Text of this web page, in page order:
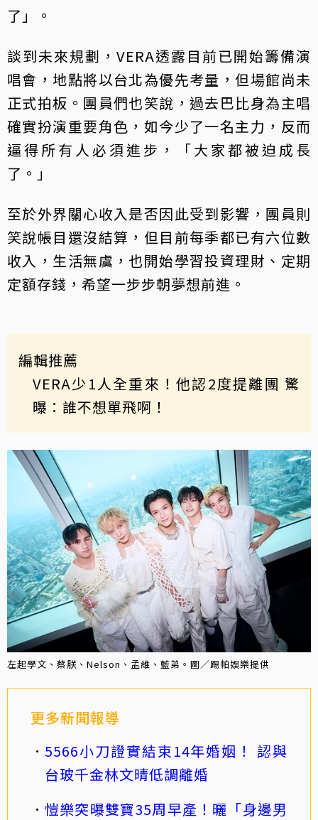
了」。
談到未來規劃，VERA透露目前已開始籌備演
唱會，地點將以台北為優先考量，但場館尚未
正式拍板。團員們也笑說，過去巴比身為主唱
確實扮演重要角色，如今少了一名主力，反而
逼得所有人必須進步，「大家都被迫成長
了。」
至於外界關心收入是否因此受到影響，團員則
笑說帳目還沒結算，但目前每季都已有六位數
收入，生活無虞，也開始學習投資理財、定期
定額存錢，希望一步步朝夢想前進。
編輯推薦
VERA少1人全重來！他認2度提離團 驚
曝：誰不想單飛啊！
左起學文、蔡朕、Nelson、孟維、藍弟。圖／踢帕娛樂提供
更多新聞報導
5566小刀證實結束14年婚姻！ 認與
台玻千金林文晴低調離婚
愷樂突曝雙寶35周早產！曬「身邊男